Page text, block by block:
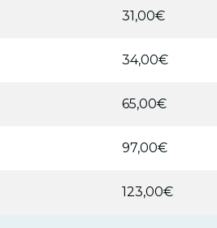
31,00€
34,00€
65,00€
97,00€
123,00€